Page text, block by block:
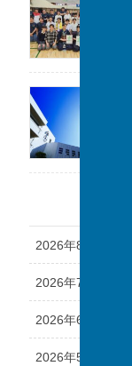
2026年8月
2026年7月
2026年6月
2026年5月